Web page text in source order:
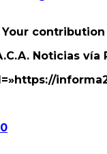
Noticias vía